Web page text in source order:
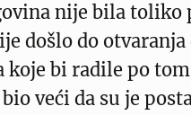
nije bila toliko
došlo do
bi radile po
veći da su je